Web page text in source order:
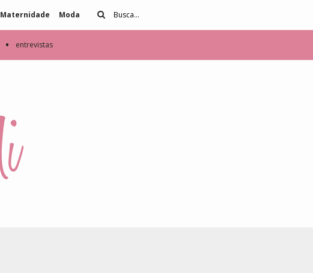
Maternidade Moda
• entrevistas